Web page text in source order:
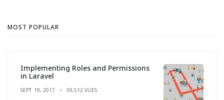
MOST POPULAR
Implementing Roles and Permissions
in Laravel
SEPT. 19, 2017 59,512 VUES